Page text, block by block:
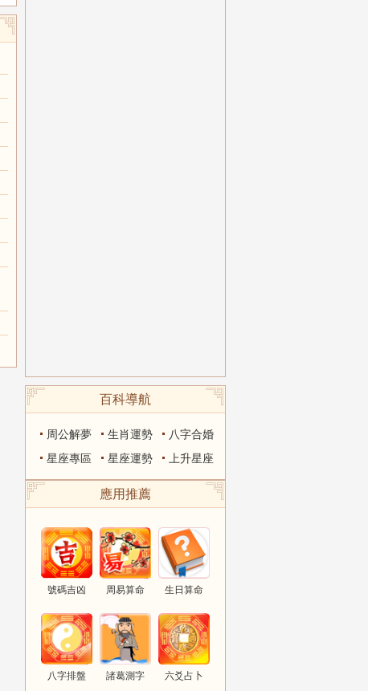
百科導航
周公解夢 生肖運勢
八字合婚
星座專區
星座運勢 上升星座
應用推薦
號碼吉凶 周易算命 生日算命
八字排盤 諸葛測字 六爻占卜